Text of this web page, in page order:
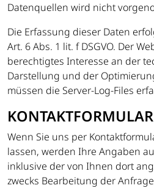
Datenquellen wird nicht
Die Erfassung dieser Daten
Art. 6 Abs. 1 lit. f DSGVO. Der
berechtigtes Interesse an der
Darstellung und der
müssen die Server-Log-Files
KONTAKTFORMULAR
Wenn Sie uns per
lassen, werden Ihre Angaben
inklusive der von Ihnen dort
zwecks Bearbeitung der